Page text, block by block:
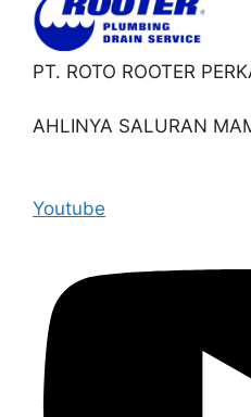
PT. ROTO ROOTER
AHLINYA SALURAN
Youtube